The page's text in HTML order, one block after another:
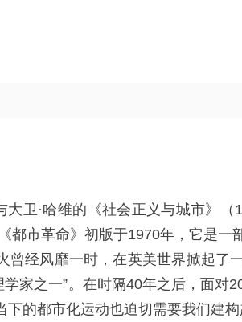
·哈维的《社会正义与城市》（
都市革命》初版于1970年，它是
曾经风靡一时，在英美世界掀起了
家之一”。在时隔40年之后，面对
的都市化运动也迫切需要我们建构